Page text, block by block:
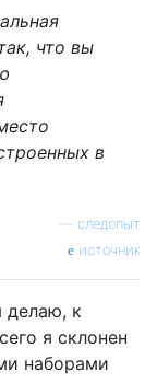
что вы
в
следопыт
источник
делаю, к
я склонен
наборами